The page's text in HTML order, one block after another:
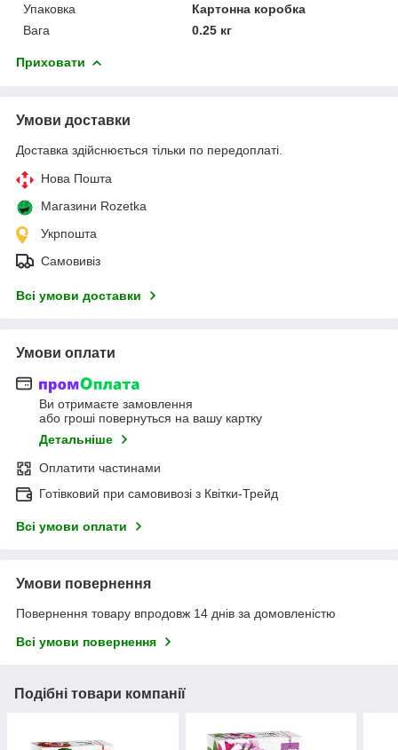
Упаковка
Картонна коробка
Вага
0.25 кг
Приховати
Умови доставки
Доставка здійснюється тільки по передоплаті.
Нова Пошта
Магазини Rozetka
Укрпошта
Самовивіз
Всі умови доставки
Умови оплати
Ви отримаєте замовлення
або гроші повернуться на вашу картку
Детальніше
Оплатити частинами
Готівковий при самовивозі з Квітки-Трейд
Всі умови оплати
Умови повернення
Повернення товару впродовж 14 днів за домовленістю
Всі умови повернення
Подібні товари компанії